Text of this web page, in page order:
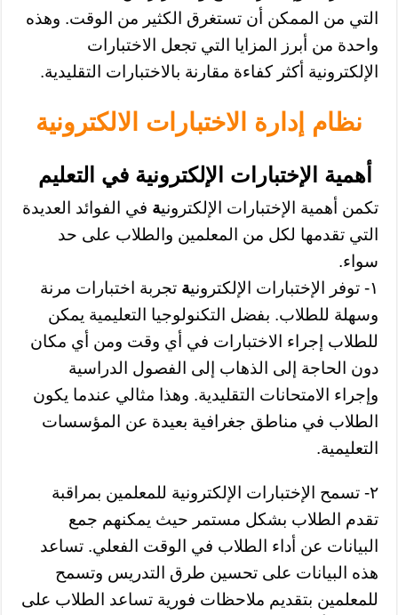
التي من الممكن أن تستغرق الكثير من الوقت. وهذه
واحدة من أبرز المزايا التي تجعل الاختبارات
الإلكترونية أكثر كفاءة مقارنة بالاختبارات التقليدية.
نظام إدارة الاختبارات الالكترونية
أهمية الإختبارات الإلكترونية في التعليم
تكمن أهمية الإختبارات الإلكترونية في الفوائد العديدة
التي تقدمها لكل من المعلمين والطلاب على حد
سواء.
١- توفر الإختبارات الإلكتروني
ة تجربة اختبارات مرنة
وسهلة للطلاب. بفضل التكنولوجيا التعليمية يمكن
للطلاب إجراء الاختبارات في أي وقت ومن أي مكان
دون الحاجة إلى الذهاب إلى الفصول الدراسية
وإجراء الامتحانات التقليدية. وهذا مثالي عندما يكون
الطلاب في مناطق جغرافية بعيدة عن المؤسسات
التعليمية.
٢- تسمح الإختبارات الإلكترونية للمعلمين بمراقبة
تقدم الطلاب بشكل مستمر حيث يمكنهم جمع
البيانات عن أداء الطلاب في الوقت الفعلي. تساعد
هذه البيانات على تحسين طرق التدريس وتسمح
للمعلمين بتقديم ملاحظات فورية تساعد الطلاب على